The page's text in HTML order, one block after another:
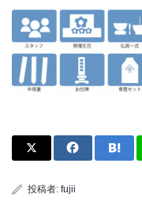
投稿者: fujii